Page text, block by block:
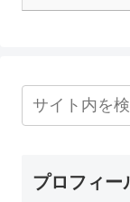
プロフィー